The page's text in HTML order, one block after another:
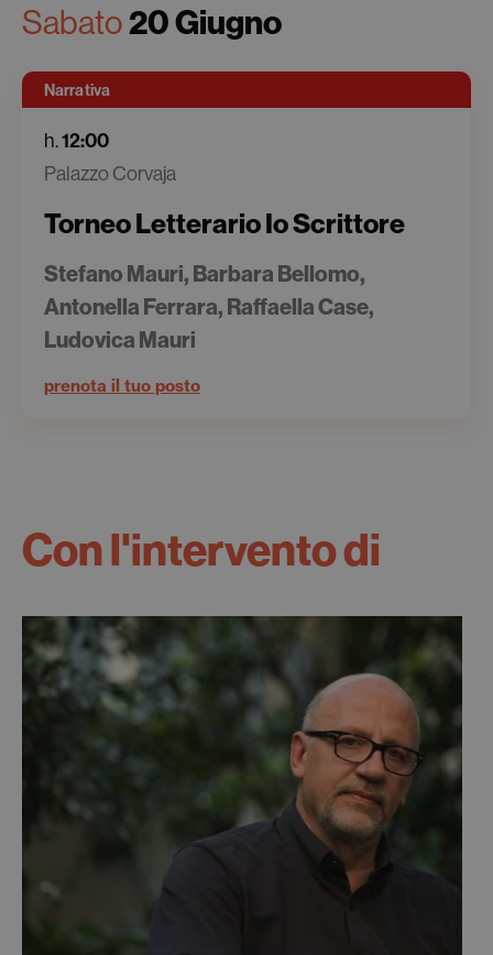
Sabato20 Giugno
Narrativa
h.12:00
Palazzo Corvaja
Torneo Letterario Io Scrittore
Stefano Mauri, Barbara Bellomo,
Antonella Ferrara, Raffaella Case,
Ludovica Mauri
prenota il tuo posto
Con l'intervento di